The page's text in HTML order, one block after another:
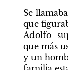
Se
que
Adolfo -
que más
y un